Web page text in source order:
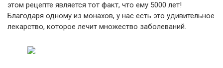
этом рецепте является тот факт, что ему 5000 лет!
Благодаря одному из монахов, у нас есть это удивительное
лекарство, которое лечит множество заболеваний.